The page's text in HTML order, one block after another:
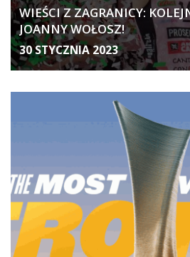
WIEŚCI Z ZAGRANICY:
JOANNY WOŁOSZ!
30 STYCZNIA 2023